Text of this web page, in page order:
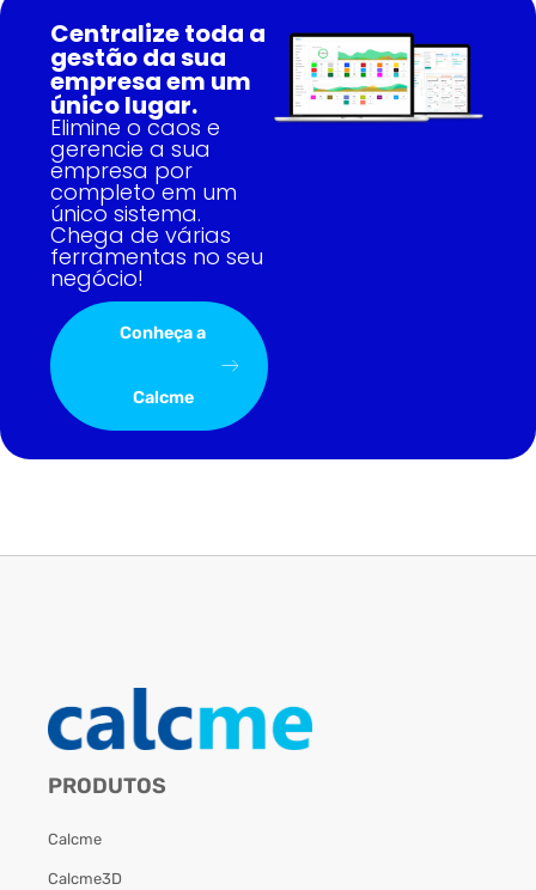
Centralize toda a
gestão da sua
empresa em um
único lugar.
Elimine o caos e
gerencie a sua
empresa por
completo em um
único sistema.
Chega de várias
ferramentas no seu
negócio!
Conheça a
Calcme
PRODUTOS
Calcme
Calcme3D